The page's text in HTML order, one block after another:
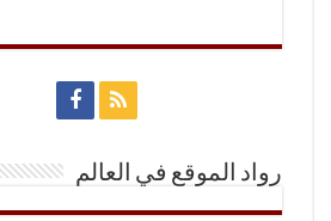
رواد الموقع في العالم